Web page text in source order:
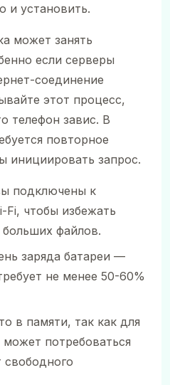
и установить.
может занять
если серверы
соединение
этот процесс,
телефон завис. В
повторное
инициировать запрос.
подключены к
Fi, чтобы избежать
больших файлов.
заряда батареи —
не менее 50-60%
в памяти, так как для
потребоваться
свободного